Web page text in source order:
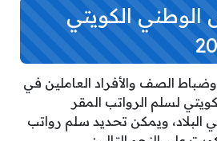
الكويتي
الصف والأفراد العاملين في
لسلم الرواتب المقر
البلاد، ويمكن تحديد سلم رواتب